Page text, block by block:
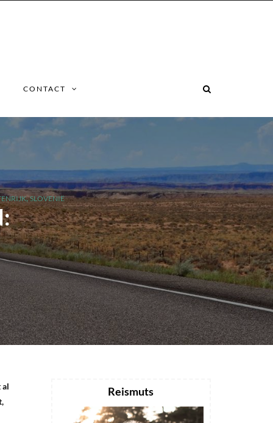
CONTACT
,SLOVENIË
al
Reismuts